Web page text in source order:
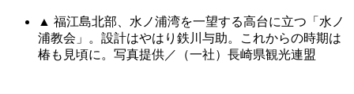
▲ 福江島北部、水ノ浦湾を一望する高台に立つ「水ノ
浦教会」。設計はやはり鉄川与助。これからの時期は
椿も見頃に。写真提供／（一社）長崎県観光連盟